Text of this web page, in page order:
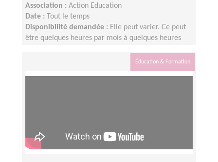
Association : Action Education
Date :
Tout le temps
Disponibilité demandée : Elle peut varier. Ce peut
être quelques heures par mois à quelques heures
Éducation & Formation